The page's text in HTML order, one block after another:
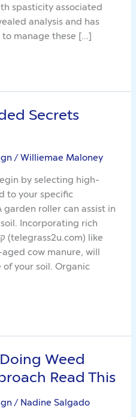
spasticity associated
analysis and has
manage these […]
Secrets
/Williemae Maloney
by selecting high-
to your specific
roller can assist in
Incorporating rich
cow manure, will
your soil. Organic
Weed
Read This
/ Nadine Salgado